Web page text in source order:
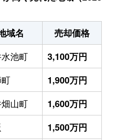
域名
売却価格
池町
3,100万円
1,900万円
山町
1,600万円
1,500万円